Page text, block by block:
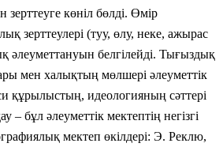
көніл бөлді. Өмір
зерттеулері (туу, өлу, неке, ажырас
әлеуметтануын белгілейді. Тығыздық
мен халықтың мөлшері әлеуметтік
құрылыстың, идеологияның сәттері
– бұл әлеуметтік мектептің негізгі
мектеп өкілдері: Э. Реклю,